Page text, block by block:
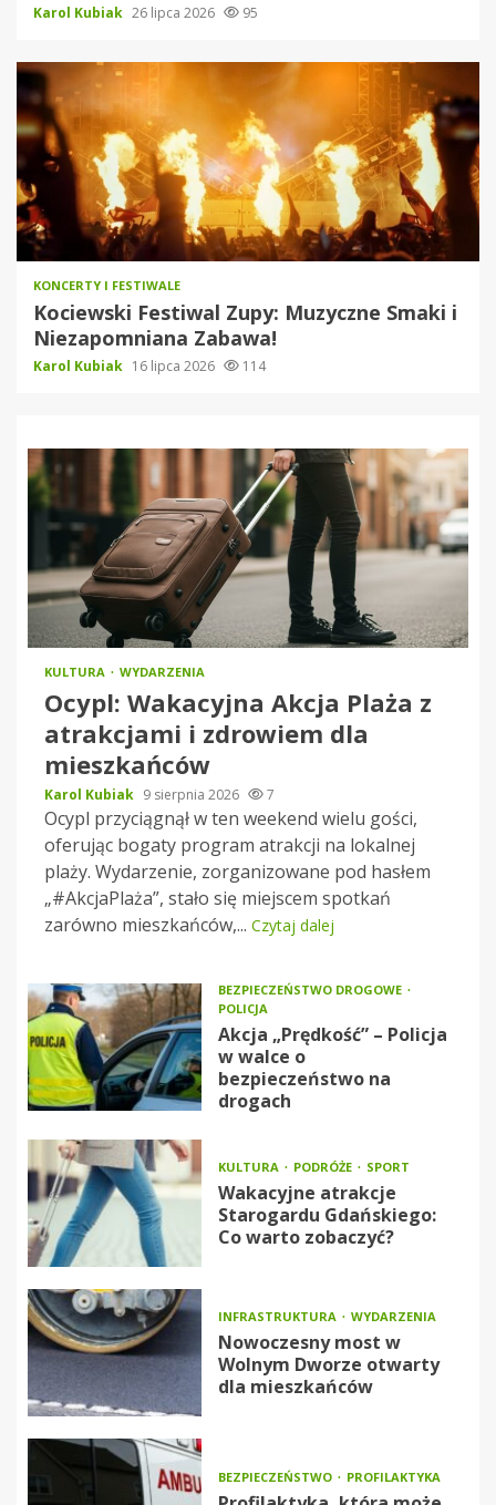
Karol Kubiak 26 lipca 2026 95
KONCERTY I FESTIWALE
Kociewski Festiwal Zupy: Muzyczne Smaki i
Niezapomniana Zabawa!
Karol Kubiak 16 lipca 2026 114
KULTURA WYDARZENIA
Ocypl: Wakacyjna Akcja Plaża z
atrakcjami i zdrowiem dla
mieszkańców
Karol Kubiak 9 sierpnia 2026 7
Ocypl przyciągnął w ten weekend wielu gości,
oferując bogaty program atrakcji na lokalnej
plaży. Wydarzenie, zorganizowane pod hasłem
„#AkcjaPlaża”, stało się miejscem spotkań
zarówno mieszkańców,... Czytaj dalej
BEZPIECZEŃSTWO DROGOWE
POLICJA
Akcja „Prędkość” – Policja
w walce o
bezpieczeństwo na
drogach
KULTURA PODRÓŻE SPORT
Wakacyjne atrakcje
Starogardu Gdańskiego:
Co warto zobaczyć?
INFRASTRUKTURA WYDARZENIA
Nowoczesny most w
Wolnym Dworze otwarty
dla mieszkańców
BEZPIECZEŃSTWO PROFILAKTYKA